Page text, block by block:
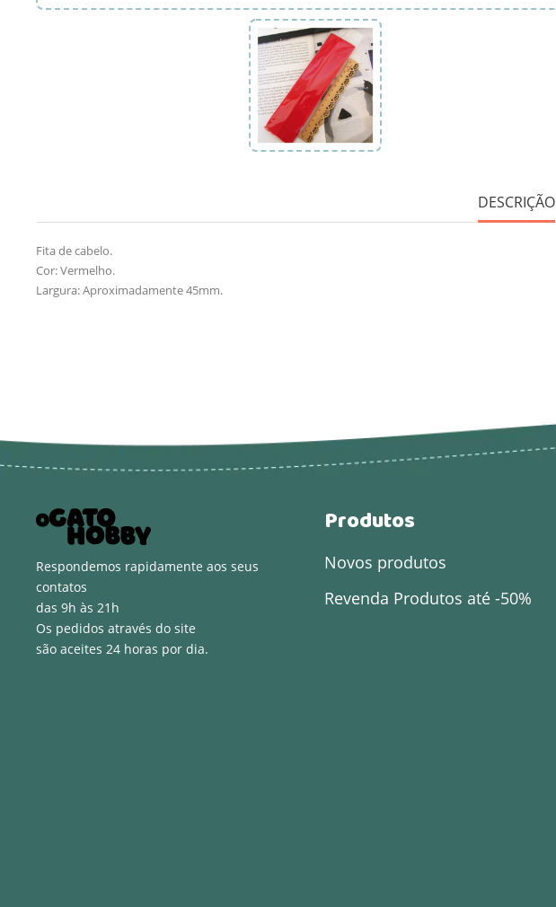
DESCRIÇÃO
Fita de cabelo.
Cor: Vermelho.
Largura: Aproximadamente 45mm.
Respondemos rapidamente aos seus
contatos
das 9h às 21h
Os pedidos através do site
são aceites 24 horas por dia.
Produtos
Novos produtos
Revenda Produtos até -50%